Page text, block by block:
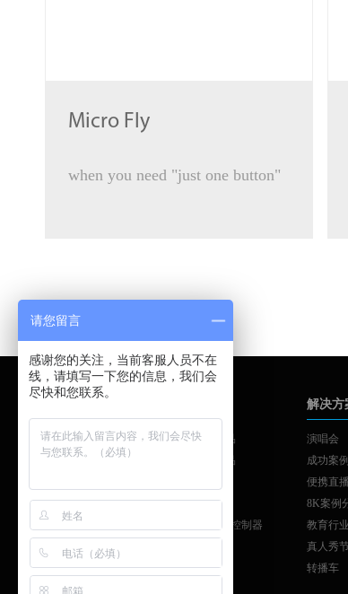
Micro Fly
when you need "just one button"
AJA
SONNET
ATTO
Colorfont
vMix
AJA系列产品
AJA系列产品
工作站扩展
SKAARHOJ控制器
解决方
演唱会
成功案例
便携直
8K案例
教育行业
真人秀
转播车
请您留言
感谢您的关注，当前客服人员不在
线，请填写一下您的信息，我们会
尽快和您联系。